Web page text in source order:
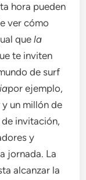
hora pueden
ver cómo
quela
te inviten
de surf
por ejemplo,
y un millón de
invitación,
y
jornada. La
alcanzar la